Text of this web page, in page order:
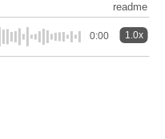
readme
0:00 1.0x